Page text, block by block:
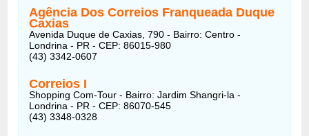
Agência Dos Correios Franqueada Duque
Caxias
Avenida Duque de Caxias, 790 - Bairro: Centro -
Londrina - PR - CEP: 86015-980
(43) 3342-0607
Correios I
Shopping Com-Tour - Bairro: Jardim Shangri-la -
Londrina - PR - CEP: 86070-545
(43) 3348-0328